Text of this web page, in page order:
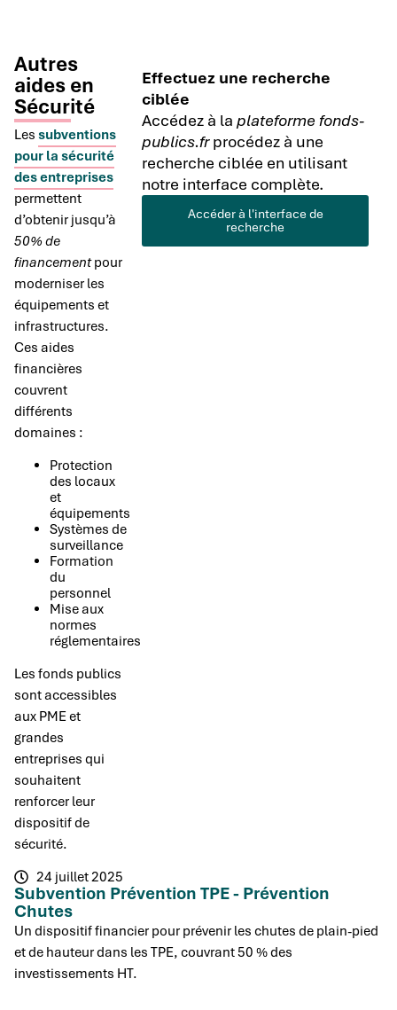
Autres
aides en
Sécurité
Les subventions
pour la sécurité
des entreprises
permettent
d’obtenir jusqu’à
50% de
financementpour
moderniser les
équipements et
infrastructures.
Ces aides
financières
couvrent
différents
domaines :
Protection
des locaux
et
équipements
Systèmes de
surveillance
Formation
du
personnel
Mise aux
normes
réglementaires
Les fonds publics
sont accessibles
aux PME et
grandes
entreprises qui
souhaitent
renforcer leur
dispositif de
sécurité.
Effectuez une recherche
ciblée
Accédez à laplateforme fonds-
publics.frprocédez à une
recherche ciblée en utilisant
notre interface complète.
Accéder à l'interface de
recherche
24 juillet 2025
Subvention Prévention TPE - Prévention
Chutes
Un dispositif financier pour prévenir les chutes de plain-pied
et de hauteur dans les TPE, couvrant 50 % des
investissements HT.